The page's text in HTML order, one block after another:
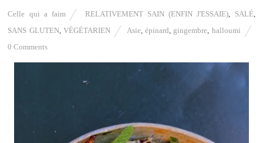
Celle qui a faim RELATIVEMENT SAIN (ENFIN J'ESSAIE) SALÉ,
SANS GLUTEN, VÉGÉTARIEN Asie ,épinard gingembre halloumi
0 Comments